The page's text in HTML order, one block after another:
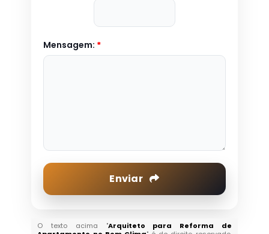
Mensagem: *
Enviar
O texto acima "Arquiteto para Reforma de